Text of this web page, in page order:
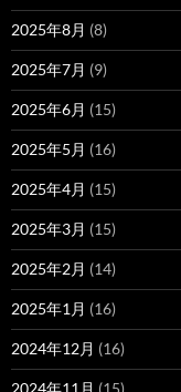
2025年8月 (8)
2025年7月 (9)
2025年6月 (15)
2025年5月 (16)
2025年4月 (15)
2025年3月 (15)
2025年2月 (14)
2025年1月 (16)
2024年12月 (16)